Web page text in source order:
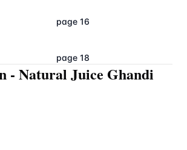
page 16
page 18
- Natural Juice Ghandi